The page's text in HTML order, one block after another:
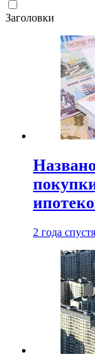
Заголовки
2 года спустя